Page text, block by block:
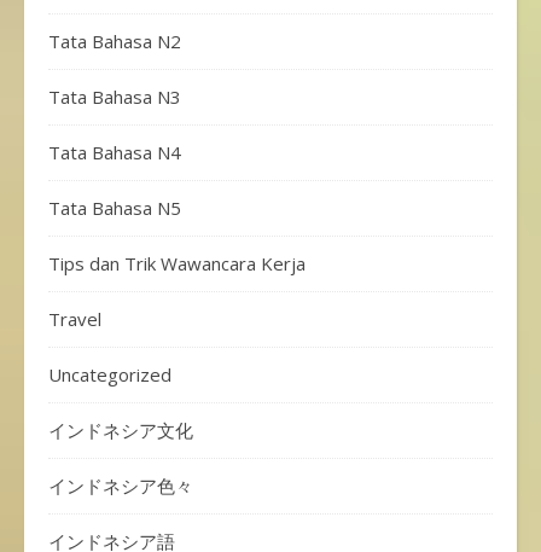
Tata Bahasa N2
Tata Bahasa N3
Tata Bahasa N4
Tata Bahasa N5
Tips dan Trik Wawancara Kerja
Travel
Uncategorized
インドネシア文化
インドネシア色々
インドネシア語